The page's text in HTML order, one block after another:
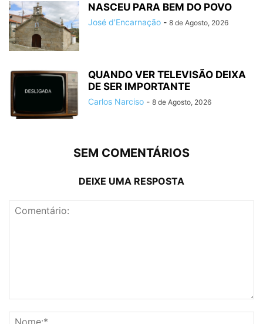
NASCEU PARA BEM DO POVO
José d'Encarnação - 8 de Agosto, 2026
QUANDO VER TELEVISÃO DEIXA
DE SER IMPORTANTE
Carlos Narciso - 8 de Agosto, 2026
SEM COMENTÁRIOS
DEIXE UMA RESPOSTA